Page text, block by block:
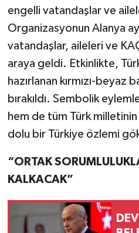
engelli vatandaşlar ve
Organizasyonun Alanya
vatandaşlar, aileleri ve
araya geldi. Etkinlikte,
hazırlanan kırmızı-beyaz
bırakıldı. Sembolik
hem de tüm Türk
dolu bir Türkiye özlemi
“ORTAK
KALKACAK”